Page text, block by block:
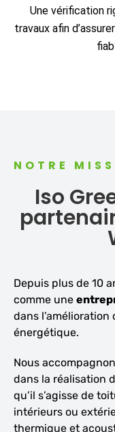
Une vérification
travaux afin
NOTRE
Iso
Depuis plus de 10
comme une
dans
énergétique.
Nous
dans la réalisation
qu’il s’agisse de
intérieurs ou
thermique et